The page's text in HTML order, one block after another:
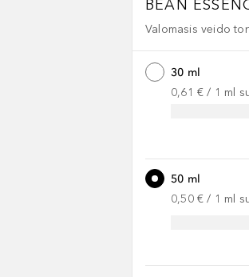
BEAN
Valomasis veido
30 ml
0,61 € / 1 ml
50 ml
0,50 € / 1 ml